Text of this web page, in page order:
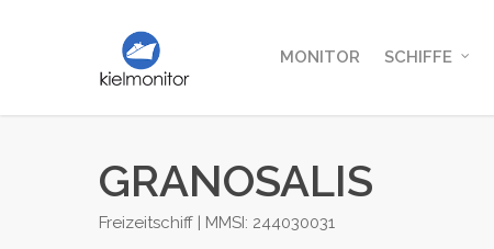
MONITOR SCHIFFE
GRANOSALIS
Freizeitschiff | MMSI: 244030031